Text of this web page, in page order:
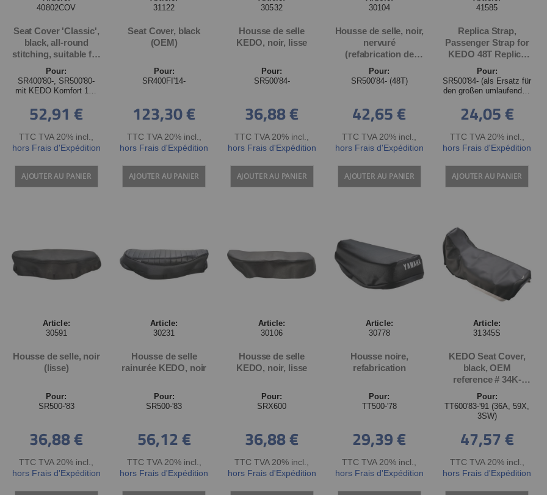
40802COV
Seat Cover 'Classic',
black, all-round
stitching, suitable for
all KEDO Comfort
1.5-man seats,
handmade in
Pour:
SR400'80-, SR500'80-
mit KEDO Komfort 1½-
52,91 €
TTC TVA 20% incl.
hors Frais d'Expédition
AJOUTER AU PANIER
31122
Seat Cover, black
(OEM)
Pour:
SR400FI'14-
123,30 €
TTC TVA 20% incl.
hors Frais d'Expédition
AJOUTER AU PANIER
30532
Housse de selle
KEDO, noir, lisse
Pour:
SR500'84-
36,88 €
TTC TVA 20% incl.
hors Frais d'Expédition
AJOUTER AU PANIER
30104
Housse de selle, noir,
nervuré
(refabrication de
l'origine)
Pour:
SR500'84- (48T)
42,65 €
TTC TVA 20% incl.
hors Frais d'Expédition
AJOUTER AU PANIER
41585
Replica Strap,
Passenger Strap for
KEDO 48T Replica
Seat (item10127RP),
incl. mounting
material
Pour:
SR500'84- (als Ersatz für
den großen umlaufenden
24,05 €
TTC TVA 20% incl.
hors Frais d'Expédition
AJOUTER AU PANIER
Article:
30591
Housse de selle, noir
(lisse)
Pour:
SR500-'83
36,88 €
TTC TVA 20% incl.
hors Frais d'Expédition
Article:
30231
Housse de selle
rainurée KEDO, noir
Pour:
SR500-'83
56,12 €
TTC TVA 20% incl.
hors Frais d'Expédition
Article:
30106
Housse de selle
KEDO, noir, lisse
Pour:
SRX600
36,88 €
TTC TVA 20% incl.
hors Frais d'Expédition
Article:
30778
Housse noire,
refabrication
Pour:
TT500-'78
29,39 €
TTC TVA 20% incl.
hors Frais d'Expédition
Article:
31345S
KEDO Seat Cover,
black, OEM
reference # 34K-
24731-10
Pour:
TT600'83-'91 (36A, 59X,
3SW)
47,57 €
TTC TVA 20% incl.
hors Frais d'Expédition